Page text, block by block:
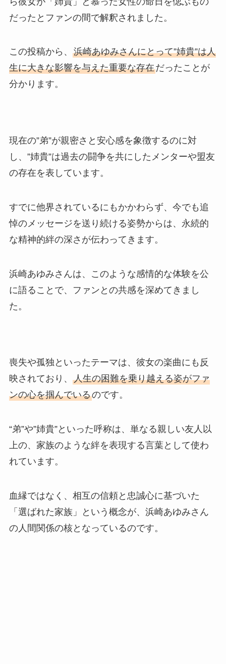
だったとファンの間で解釈されました。
この投稿から、 浜崎あゆみさんにとって”姉貴”は人
生に大きな影響を与えた重要な存在だったことが
分かります。
現在の”弟”が親密さと安心感を象徴するのに対
し、”姉貴”は過去の闘争を共にしたメンターや盟友
の存在を表しています。
すでに他界されているにもかかわらず、今でも追
悼のメッセージを送り続ける姿勢からは、永続的
な精神的絆の深さが伝わってきます。
浜崎あゆみさんは、このような感情的な体験を公
に語ることで、ファンとの共感を深めてきまし
た。
喪失や孤独といったテーマは、彼女の楽曲にも反
映されており、 人生の困難を乗り越える姿がファ
ンの心を掴んでいるのです。
“弟”や”姉貴”といった呼称は、単なる親しい友人以
上の、家族のような絆を表現する言葉として使わ
れています。
血縁ではなく、相互の信頼と忠誠心に基づいた
「選ばれた家族」という概念が、浜崎あゆみさん
の人間関係の核となっているのです。